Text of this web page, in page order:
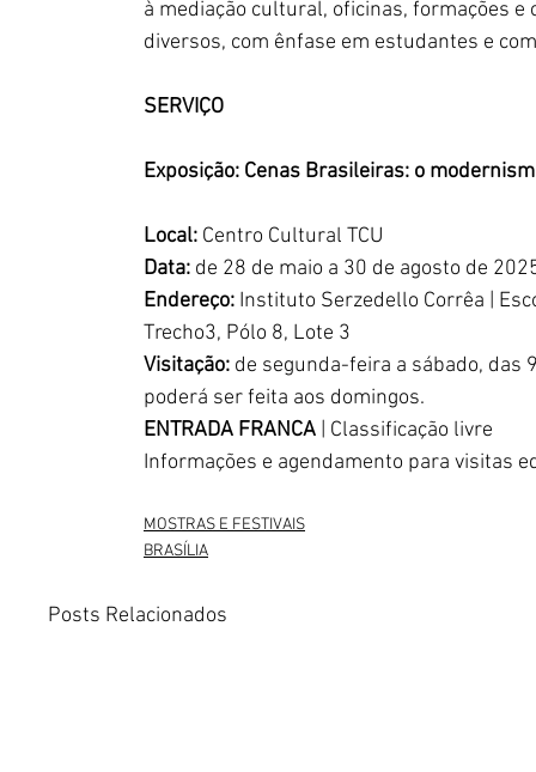
à mediação cultural, oficinas, formações
diversos, com ênfase em estudantes e
SERVIÇO
Exposição: Cenas Brasileiras: o
Local: Centro Cultural TCU
Data: de 28 de maio a 30 de agosto de
Endereço: Instituto Serzedello Corrêa |
Trecho3, Pólo 8, Lote 3
Visitação: de segunda-feira a sábado, das
poderá ser feita aos domingos.
ENTRADA FRANCA | Classificação livre
Informações e agendamento para visitas
MOSTRAS E FESTIVAIS
BRASÍLIA
Posts Relacionados